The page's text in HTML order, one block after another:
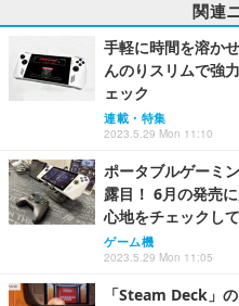
関連
手軽に時間を溶か
んのりスリムで強
ェック
連載・特集
2023.5.29 Mon 11:10
ポータブルゲーミ
露目！ 6月の発売
心地をチェックし
ゲーム機
2023.5.29 Mon 11:05
「Steam Deck」